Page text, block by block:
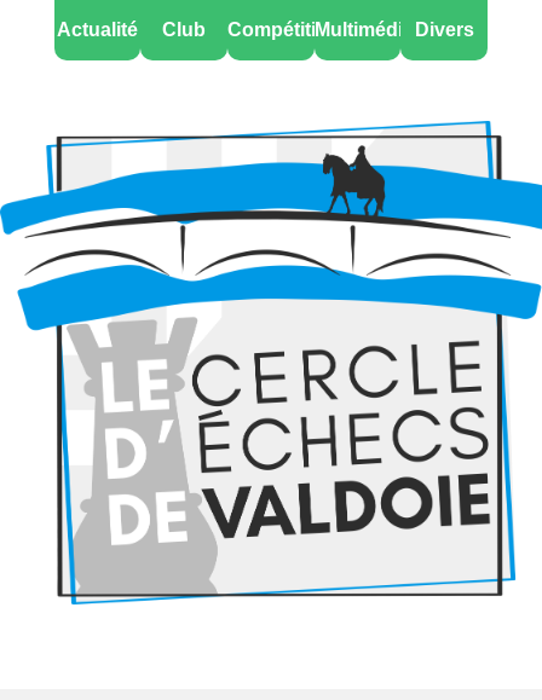
Actualité Club CompétitionsMultimédia Divers